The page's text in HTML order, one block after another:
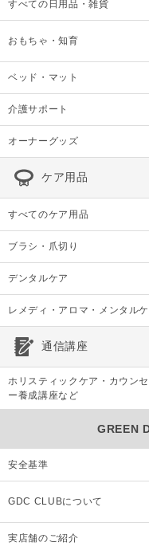
すべての日用品・雑貨
おもちゃ・知育
ベッド・マット
介護サポート
オーナーグッズ
ケア用品
すべてのケア用品
ブラシ・爪切り
デンタルケア
レメディ・アロマ・メンタル
通信講座
ホリスティックケア・カウンセ
ー養成講座など
GREEN
安全基準
GDC CLUBについて
実店舗のご紹介